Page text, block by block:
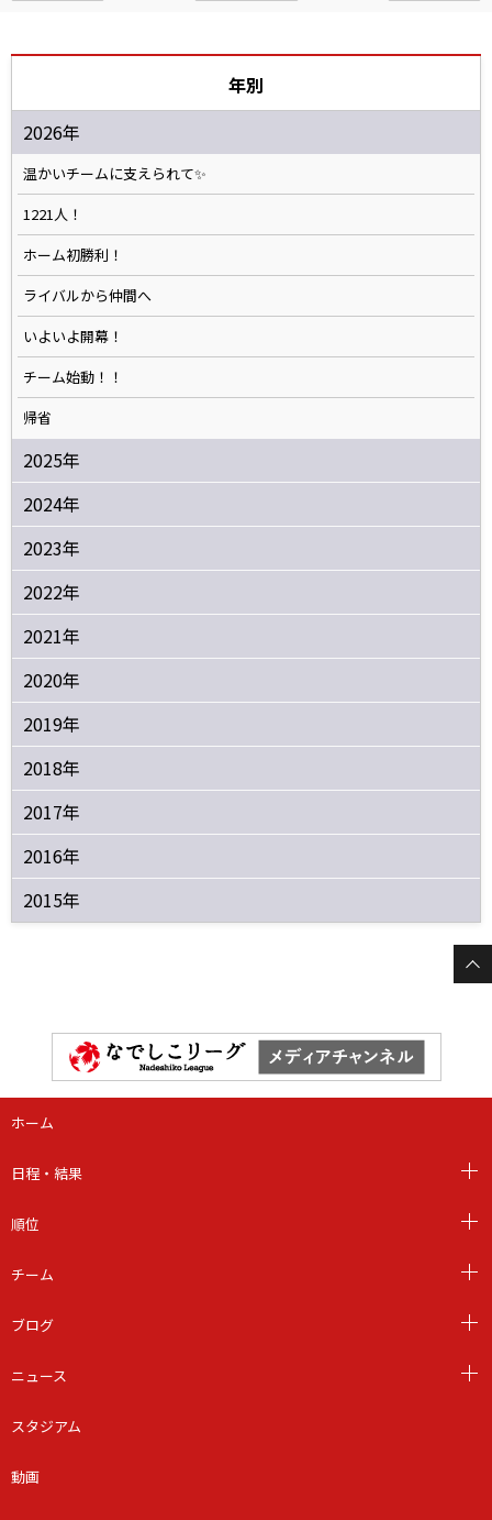
年別
2026年
温かいチームに支えられて✨️
1221人！
ホーム初勝利！
ライバルから仲間へ
いよいよ開幕！
チーム始動！！
帰省
2025年
2024年
2023年
2022年
2021年
2020年
2019年
2018年
2017年
2016年
2015年
ホーム
日程・結果
順位
チーム
ブログ
ニュース
スタジアム
動画